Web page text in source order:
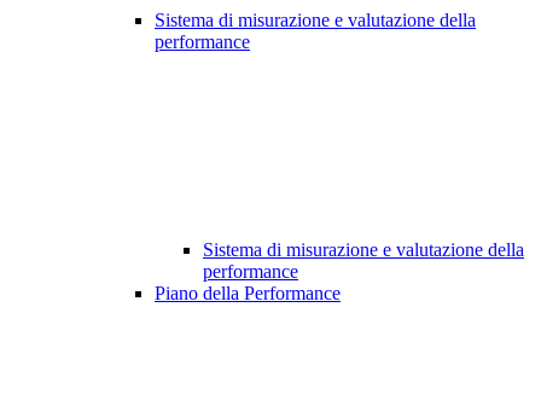
Sistema di misurazione e valutazione della
performance
Sistema di misurazione e valutazione della
performance
Piano della Performance